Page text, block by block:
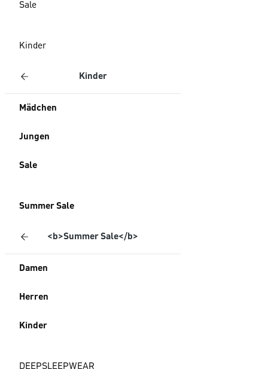
Sale
Kinder
Kinder
Mädchen
Jungen
Sale
Summer Sale
<b>Summer Sale</b>
Damen
Herren
Kinder
DEEPSLEEPWEAR